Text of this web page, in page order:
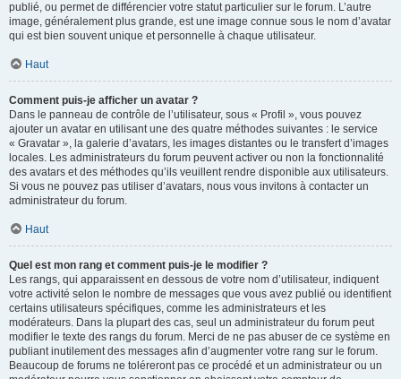
publié, ou permet de différencier votre statut particulier sur le forum. L’autre
image, généralement plus grande, est une image connue sous le nom d’avatar
qui est bien souvent unique et personnelle à chaque utilisateur.
Haut
Comment puis-je afficher un avatar ?
Dans le panneau de contrôle de l’utilisateur, sous « Profil », vous pouvez
ajouter un avatar en utilisant une des quatre méthodes suivantes : le service
« Gravatar », la galerie d’avatars, les images distantes ou le transfert d’images
locales. Les administrateurs du forum peuvent activer ou non la fonctionnalité
des avatars et des méthodes qu’ils veuillent rendre disponible aux utilisateurs.
Si vous ne pouvez pas utiliser d’avatars, nous vous invitons à contacter un
administrateur du forum.
Haut
Quel est mon rang et comment puis-je le modifier ?
Les rangs, qui apparaissent en dessous de votre nom d’utilisateur, indiquent
votre activité selon le nombre de messages que vous avez publié ou identifient
certains utilisateurs spécifiques, comme les administrateurs et les
modérateurs. Dans la plupart des cas, seul un administrateur du forum peut
modifier le texte des rangs du forum. Merci de ne pas abuser de ce système en
publiant inutilement des messages afin d’augmenter votre rang sur le forum.
Beaucoup de forums ne toléreront pas ce procédé et un administrateur ou un